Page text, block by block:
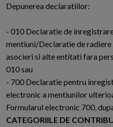
Depunerea declaratiilor:
- 010 Declaratie de
mentiuni/Declaratie de
asocieri si alte entitati fara
010 sau
- 700 Declaratie pentru
electronic a mentiunilor
Formularul electronic 700,
CATEGORIILE DE